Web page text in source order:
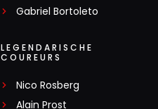
Gabriel Bortoleto
LEGENDARISCHE
COUREURS
Nico Rosberg
Alain Prost